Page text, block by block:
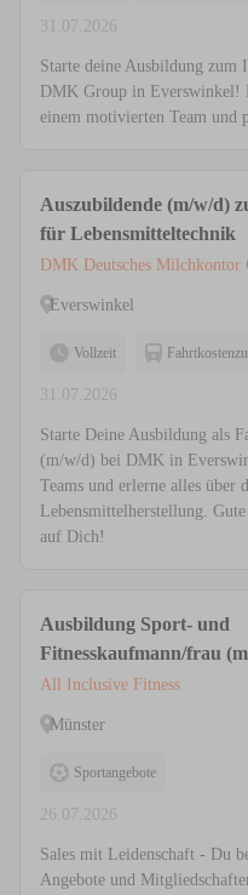
31.07.2026
Starte deine Ausbildung
DMK Group in Everswinkel!
einem motivierten Team und
Auszubildende (m/w/d)
für Lebensmitteltechnik
DMK Deutsches Milchkontor
Everswinkel
Vollzeit
31.07.2026
Starte Deine Ausbildung als
(m/w/d) bei DMK in
Teams und erlerne alles über
Lebensmittelherstellung.
auf Dich!
Ausbildung Sport- und
Fitnesskaufmann/frau
All Inclusive Fitness
Münster
Sportangebote
26.07.2026
Sales mit Leidenschaft - Du
Angebote und